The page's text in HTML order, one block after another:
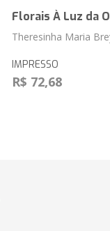
Florais À Luz da
Theresinha Maria
IMPRESSO
R$ 72,68